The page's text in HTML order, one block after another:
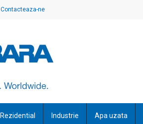
Contacteaza-ne
Rezidential Industrie Apa uzata